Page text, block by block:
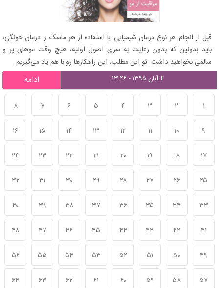
قبل از انجام هر نوع درمان شیمیایی یا استفاده از هر ماسک و درمان خونگی،
باید بدونین که بدون رعایت یه سری اصول اولیه، هیچ وقت موهای پر و
سالمی نخواهید داشت. تو این مطلب، این راهکارها رو با هم یاد می‌گیریم.
۴ آبان ۱۳۹۵ - ۱۳:۲۶ ادامه
۱ ۲ ۳ ۴ ۵ ۶ ۷ ۸
۹ ۱۰ ۱۱ ۱۲ ۱۳ ۱۴ ۱۵ ۱۶
۱۷ ۱۸ ۱۹ ۲۰ ۲۱ ۲۲ ۲۳ ۲۴
۲۵ ۲۶ ۲۷ ۲۸ ۲۹ ۳۰ ۳۱ ۳۲
۳۳ ۳۴ ۳۵ ۳۶ ۳۷ ۳۸ ۳۹ ۴۰
۴۱ ۴۲ ۴۳ ۴۴ ۴۵ ۴۶ ۴۷ ۴۸
۴۹ ۵۰ ۵۱ ۵۲ ۵۳ ۵۴ ۵۵ ۵۶
۵۷ ۵۸ ۵۹ ۶۰ ۶۱ ۶۲ ۶۳ ۶۴